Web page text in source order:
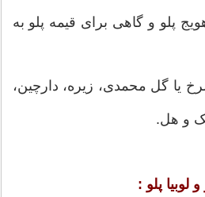
پلو و گاهی برای قیمه پلو به
یا گل محمدی، زیره، دارچین،
و هل.
لوبیا پلو :